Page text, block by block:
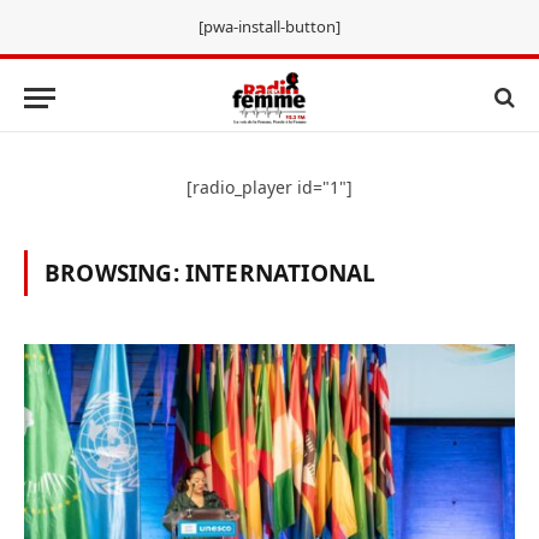
[pwa-install-button]
[radio_player id="1"]
BROWSING:INTERNATIONAL